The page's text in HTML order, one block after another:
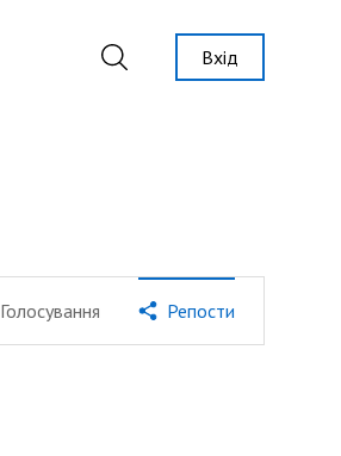
Вхід
Голосування Репости